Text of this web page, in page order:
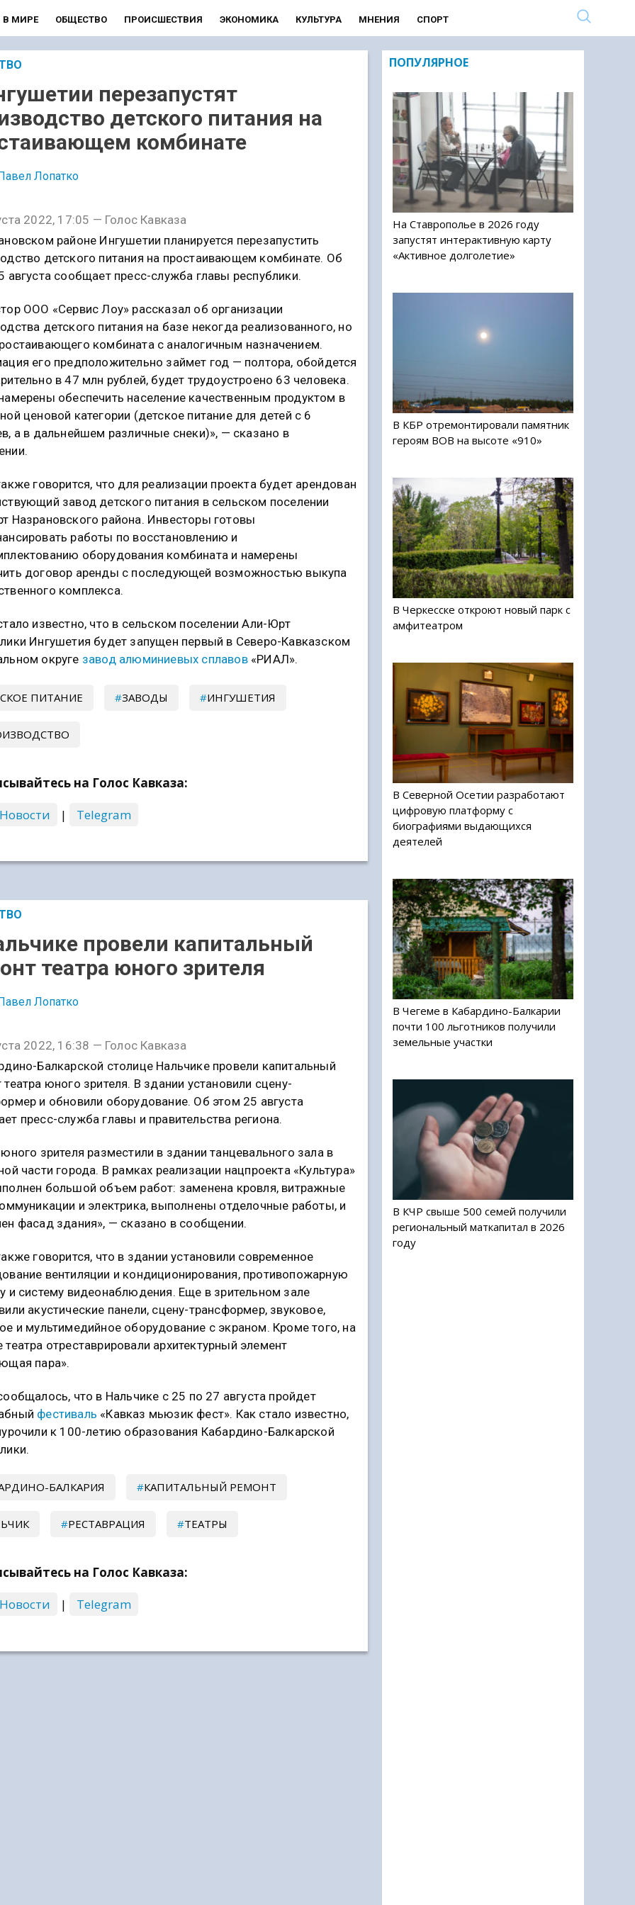
В МИРЕ ОБЩЕСТВО ПРОИСШЕСТВИЯ ЭКОНОМИКА КУЛЬТУРА МНЕНИЯ СПОРТ
перезапустят
детского питания на
комбинате
Лопатко
2022, 17:05 — Голос Кавказа
районе Ингушетии планируется перезапустить
детского питания на простаивающем комбинате. Об
августа сообщает пресс-служба главы республики.
ООО «Сервис Лоу» рассказал об организации
детского питания на базе некогда реализованного, но
комбината с аналогичным назначением.
его предположительно займет год — полтора, обойдется
в 47 млн рублей, будет трудоустроено 63 человека.
обеспечить население качественным продуктом в
ценовой категории (детское питание для детей с 6
а в дальнейшем различные снеки)», — сказано в
говорится, что для реализации проекта будет арендован
завод детского питания в сельском поселении
Назрановского района. Инвесторы готовы
работы по восстановлению и
оборудования комбината и намерены
договор аренды с последующей возможностью выкупа
комплекса.
известно, что в сельском поселении Али-Юрт
Ингушетия будет запущен первый в Северо-Кавказском
округе завод алюминиевых сплавов«РИАЛ».
ПИТАНИЕ ЗАВОДЫ ИНГУШЕТИЯ
на Голос Кавказа:
| Telegram
провели капитальный
театра юного зрителя
Лопатко
2022, 16:38 — Голос Кавказа
Балкарской столице Нальчике провели капитальный
юного зрителя. В здании установили сцену-
и обновили оборудование. Об этом 25 августа
пресс-служба главы и правительства региона.
зрителя разместили в здании танцевального зала в
части города. В рамках реализации нацпроекта «Культура»
большой объем работ: заменена кровля, витражные
и электрика, выполнены отделочные работы, и
фасад здания», — сказано в сообщении.
говорится, что в здании установили современное
вентиляции и кондиционирования, противопожарную
и систему видеонаблюдения. Еще в зрительном зале
акустические панели, сцену-трансформер, звуковое,
и мультимедийное оборудование с экраном. Кроме того, на
отреставрировали архитектурный элемент
пара».
что в Нальчике с 25 по 27 августа пройдет
фестиваль «Кавказ мьюзик фест». Как стало известно,
к 100-летию образования Кабардино-Балкарской
БАЛКАРИЯ КАПИТАЛЬНЫЙ РЕМОНТ
РЕСТАВРАЦИЯ ТЕАТРЫ
на Голос Кавказа:
| Telegram
ПОПУЛЯРНОЕ
На Ставрополье в 2026 году
запустят интерактивную карту
«Активное долголетие»
В КБР отремонтировали памятник
героям ВОВ на высоте «910»
В Черкесске откроют новый парк с
амфитеатром
В Северной Осетии разработают
цифровую платформу с
биографиями выдающихся
деятелей
В Чегеме в Кабардино-Балкарии
почти 100 льготников получили
земельные участки
В КЧР свыше 500 семей получили
региональный маткапитал в 2026
году